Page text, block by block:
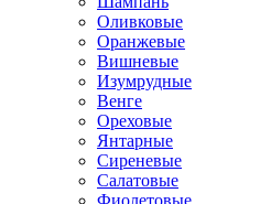
Оливковые
Оранжевые
Вишневые
Изумрудные
Венге
Ореховые
Янтарные
Сиреневые
Салатовые
Фиолетовые